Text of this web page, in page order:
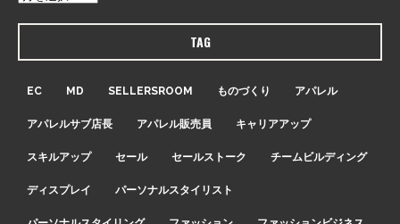
TAG
EC MD SELLERSROOM ものづくり アパレル
アパレルサブ店長 アパレル販売員 キャリアアップ
スキルアップ セール セールストーク チームビルディング
ディスプレイ パーソナルスタイリスト